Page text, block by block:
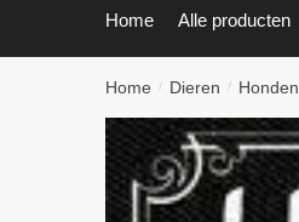
Home Alle producten
Home / Dieren / Honden